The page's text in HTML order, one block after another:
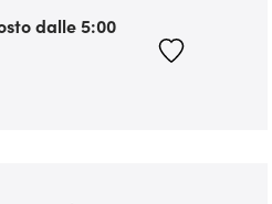
dalle 5:00